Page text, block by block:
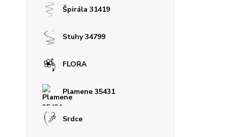
Špirála 31419
Stuhy 34799
FLORA
Plamene 35431
Srdce